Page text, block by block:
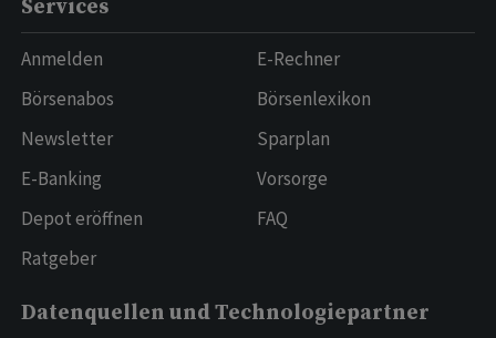
Services
Anmelden
Börsenabos
Newsletter
E-Banking
Depot eröffnen
Ratgeber
E-Rechner
Börsenlexikon
Sparplan
Vorsorge
FAQ
Datenquellen und Technologiepartner